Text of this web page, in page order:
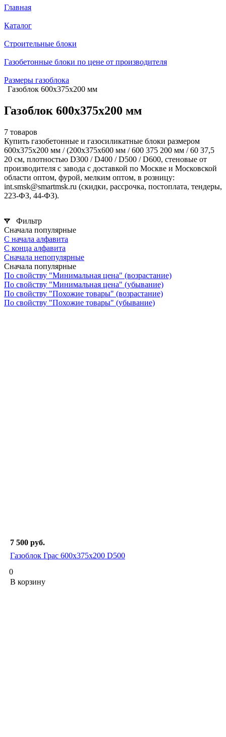
Главная
Каталог
Строительные блоки
Газобетонные блоки по цене от производителя
Размеры газоблока
Газоблок 600х375х200 мм
Газоблок 600х375х200 мм
7 товаров
Купить газобетонные и газосиликатные блоки размером
600х375х200 мм / (200х375х600 мм / 600 375 200 мм / 60 37,5
20 см, плотностью D300 / D400 / D500 / D600, стеновые от
производителя с завода с доставкой по Москве и Московской
области оптом, фурой, мелким оптом, в розницу:
int.smsk@smartmsk.ru (скидки, рассрочка, постоплата, тендеры,
223-ФЗ, 44-ФЗ).
Фильтр
Сначала популярные
С начала алфавита
С конца алфавита
Сначала непопулярные
Сначала популярные
По свойству "Минимальная цена" (возрастание)
По свойству "Минимальная цена" (убывание)
По свойству "Похожие товары" (возрастание)
По свойству "Похожие товары" (убывание)
7 500 руб.
Газоблок Грас 600x375x200 D500
0
В корзину